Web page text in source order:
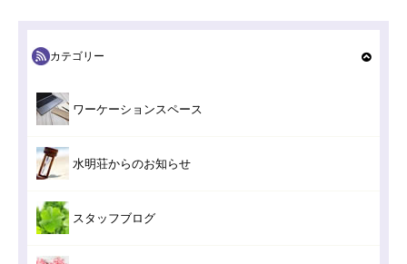
カテゴリー
ワーケーションスペース
水明荘からのお知らせ
スタッフブログ